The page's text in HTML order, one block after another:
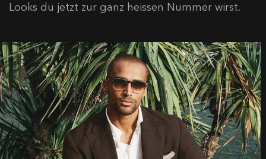
Looks du jetzt zur ganz heissen Nummer wirst.